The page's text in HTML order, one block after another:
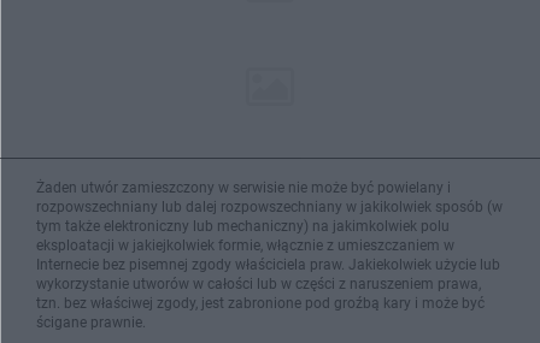
Żaden utwór zamieszczony w serwisie nie może być powielany i
rozpowszechniany lub dalej rozpowszechniany w jakikolwiek sposób (w
tym także elektroniczny lub mechaniczny) na jakimkolwiek polu
eksploatacji w jakiejkolwiek formie, włącznie z umieszczaniem w
Internecie bez pisemnej zgody właściciela praw. Jakiekolwiek użycie lub
wykorzystanie utworów w całości lub w części z naruszeniem prawa,
tzn. bez właściwej zgody, jest zabronione pod groźbą kary i może być
ścigane prawnie.